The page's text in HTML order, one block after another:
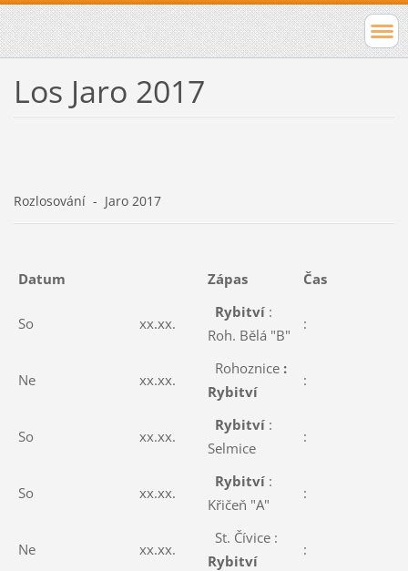
Los Jaro 2017
Rozlosování - Jaro 2017
Datum Zápas Čas
So xx.xx.
Rybitví:
Roh. Bělá "B"
:
Ne xx.xx.
Rohoznice :
Rybitví
:
So xx.xx.
Rybitví :
Selmice
:
So xx.xx.
Rybitví:
Křičeň "A"
:
Ne xx.xx.
St. Čívice :
Rybitví
: